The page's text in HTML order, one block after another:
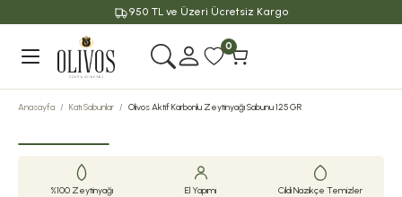
950 TL ve Üzeri Ücretsiz Kargo
Geri Dön
0
Anasayfa Katı Sabunlar Olivos Aktif Karbonlu Zeytinyağı Sabunu 125 GR
%100 Zeytinyağı El Yapımı Cildi Nazikçe Temizler